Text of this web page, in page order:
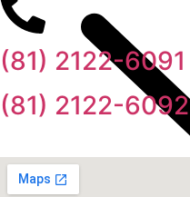
(81) 2122-6091
(81) 2122-6092